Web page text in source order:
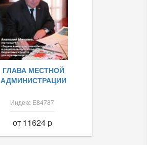
ГЛАВА МЕСТНОЙ
АДМИНИСТРАЦИИ
Индекс Е84787
от 11624 p